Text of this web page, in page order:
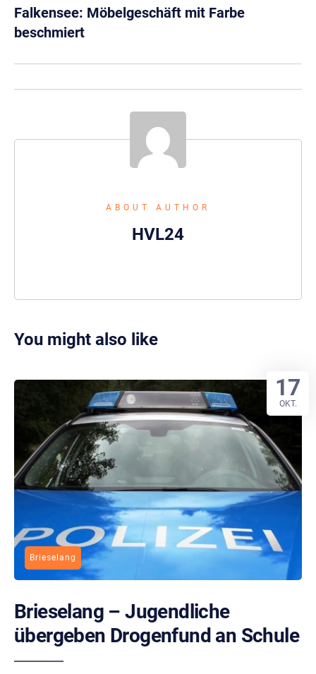
Falkensee: Möbelgeschäft mit Farbe
beschmiert
ABOUT AUTHOR
HVL24
You might also like
Brieselang
Brieselang – Jugendliche
übergeben Drogenfund an Schule
17
OKT.